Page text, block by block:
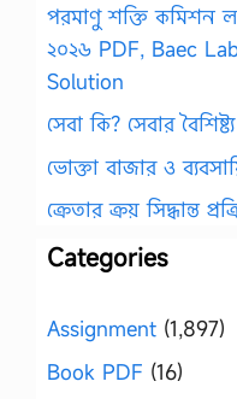
পরমাণু শক্তি কমিশন
২০২৬ PDF, Baec
Solution
সেবা কি? সেবার
ভোক্তা বাজার ও
ক্রেতার ক্রয় সিদ্ধান্ত
Categories
Assignment (1,897)
Book PDF (16)